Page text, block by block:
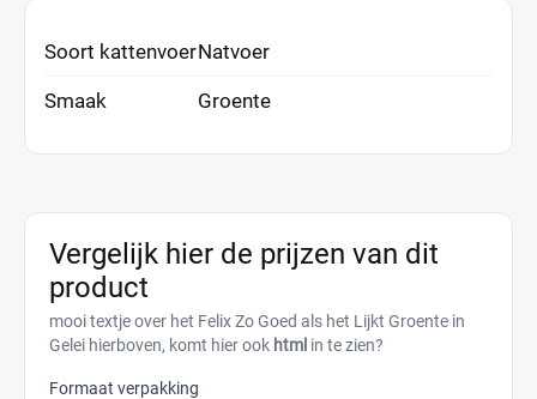
Soort kattenvoerNatvoer
Smaak Groente
Vergelijk hier de prijzen van dit
product
mooi textje over het Felix Zo Goed als het Lijkt Groente in
Gelei hierboven, komt hier ook html in te zien?
Formaat verpakking